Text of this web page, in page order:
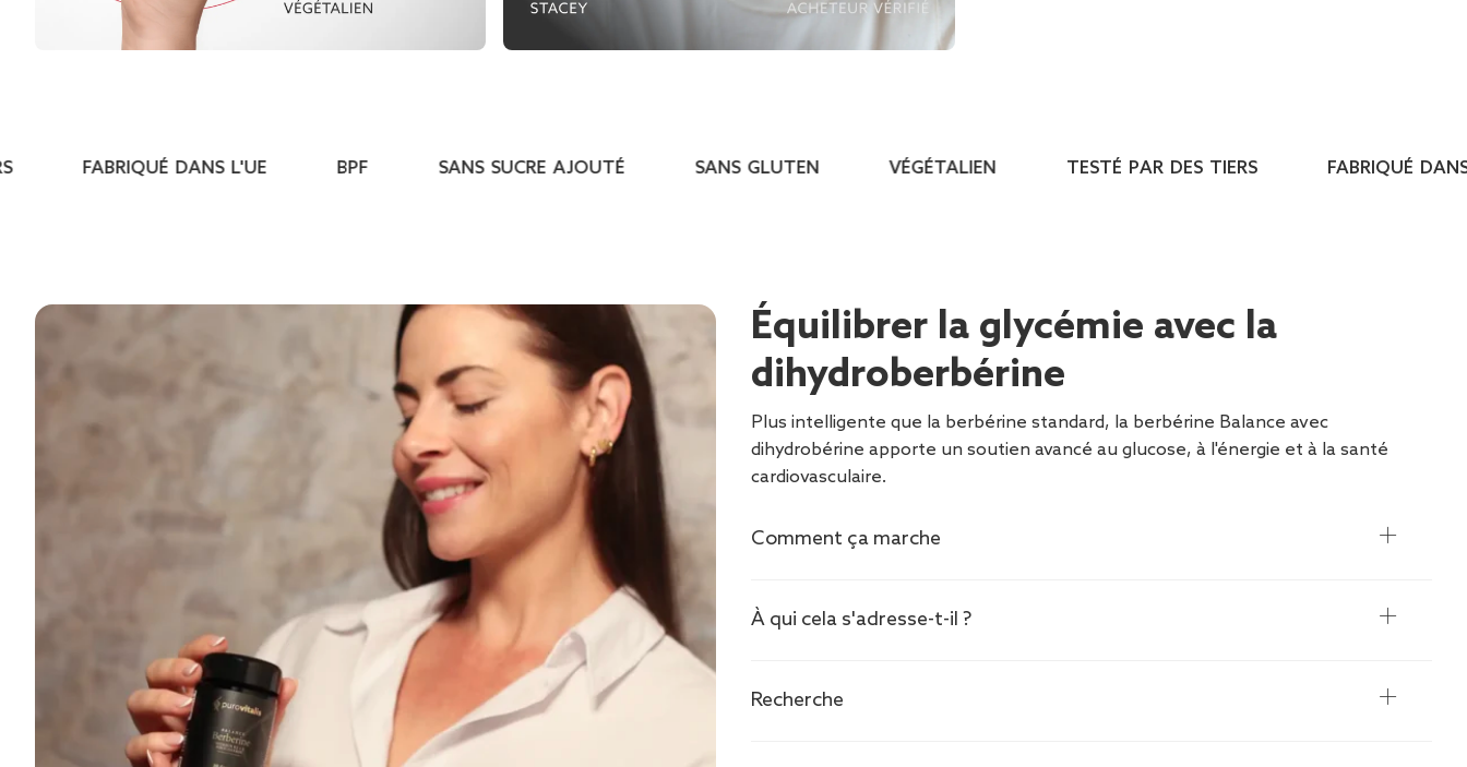
FABRIQUÉ DANS L'UE BPF SANS SUCRE AJOUTÉ SANS GLUTEN VÉGÉTALIEN TESTÉ PAR DES TIERS FABRIQUÉ DANS
Équilibrer la glycémie avec la
dihydroberbérine
Plus intelligente que la berbérine standard, la berbérine Balance avec
dihydrobérine apporte un soutien avancé au glucose, à l'énergie et à la santé
cardiovasculaire.
Comment ça marche
À qui cela s'adresse-t-il ?
Recherche